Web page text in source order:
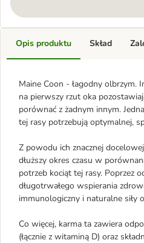
Opis produktu
Maine Coon - łagodny olbrzym.
na pierwszy rzut oka
porównać z żadnym innym.
tej rasy potrzebują optymalnej,
Z powodu ich znacznej
dłuższy okres czasu w
potrzeb kociąt tej rasy. Poprzez
długotrwałego wspierania
immunologiczny i naturalne siły
Co więcej, karma ta zawiera
(łącznie z witaminą D) oraz
Skład